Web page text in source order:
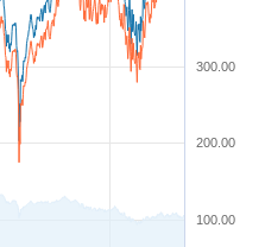
100.00
200.00
300.00